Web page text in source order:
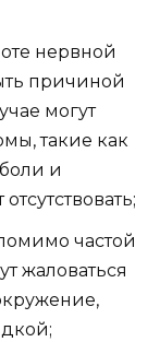
нервной
причиной
могут
такие как
и
частой
жаловаться